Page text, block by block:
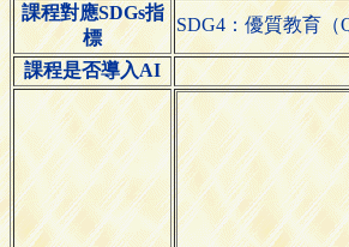
課程對應SDGs指
標
SDG4：優質教育（
課程是否導入AI